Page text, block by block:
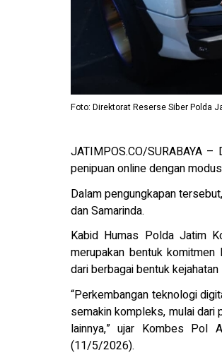
Foto: Direktorat Reserse Siber Polda
JATIMPOS.CO/SURABAYA
penipuan online dengan
Dalam pengungkapan
dan Samarinda.
Kabid Humas Polda Jatim
merupakan bentuk
dari berbagai bentuk kejahatan
“Perkembangan teknologi
semakin kompleks, mulai dari
lainnya,” ujar Kombes Pol
(11/5/2026).